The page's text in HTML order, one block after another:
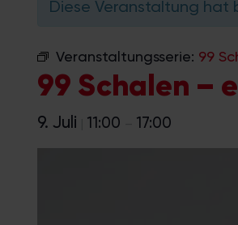
Diese Veranstaltung
Veranstaltungsserie: 99
99 Schalen –
9. Juli 11:00 17:00